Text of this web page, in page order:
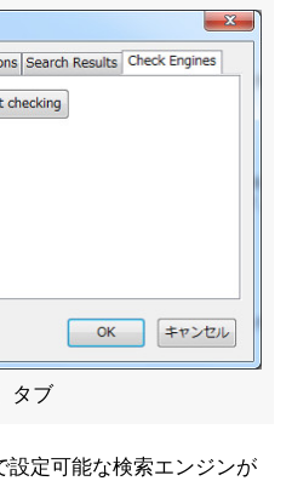
タブ
設定可能な検索エンジンが